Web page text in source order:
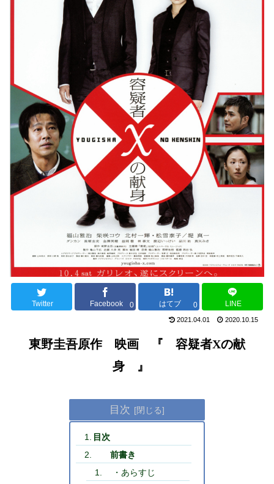
Twitter Facebook 0 はてブ 0 LINE
2021.04.01 2020.10.15
東野圭吾原作 映画 『 容疑者Xの献
身 』
目次
目次
前書き
・あらすじ